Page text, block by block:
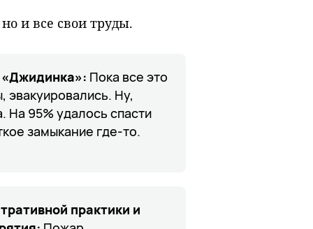
и все свои труды.
«Джидинка»: Пока все это
эвакуировались. Ну,
На 95% удалось спасти
замыкание где-то.
практики и